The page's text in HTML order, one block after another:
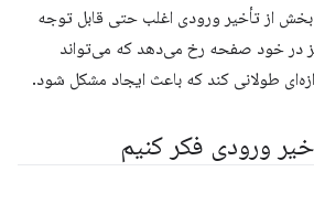
بخش از تأخیر ورودی اغلب حتی قابل توجه
در خود صفحه رخ می‌دهد که می‌تواند
طولانی کند که باعث ایجاد مشکل شود.
ورودی فکر کنیم